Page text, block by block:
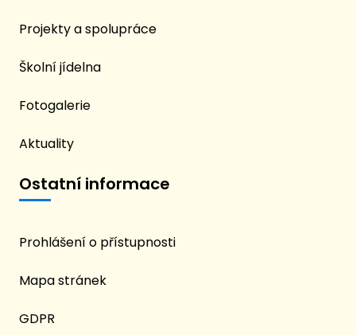
Projekty a spolupráce
Školní jídelna
Fotogalerie
Aktuality
Ostatní informace
Prohlášení o přístupnosti
Mapa stránek
GDPR